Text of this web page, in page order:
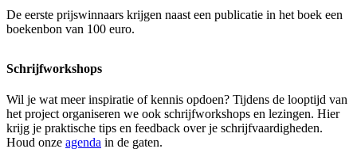
De eerste prijswinnaars krijgen naast een publicatie in het boek een
boekenbon van 100 euro.
Schrijfworkshops
Wil je wat meer inspiratie of kennis opdoen? Tijdens de looptijd van
het project organiseren we ook schrijfworkshops en lezingen. Hier
krijg je praktische tips en feedback over je schrijfvaardigheden.
Houd onze agenda in de gaten.